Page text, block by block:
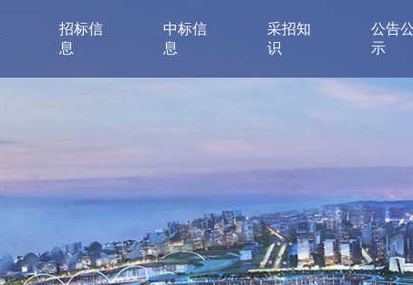
招标信
息
中标信
息
采招知
识
公告公
示